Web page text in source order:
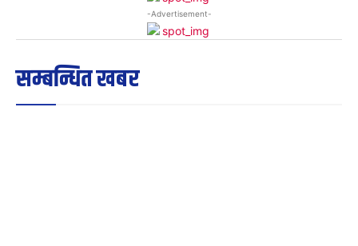
-Advertisement-
सम्बन्धित खबर